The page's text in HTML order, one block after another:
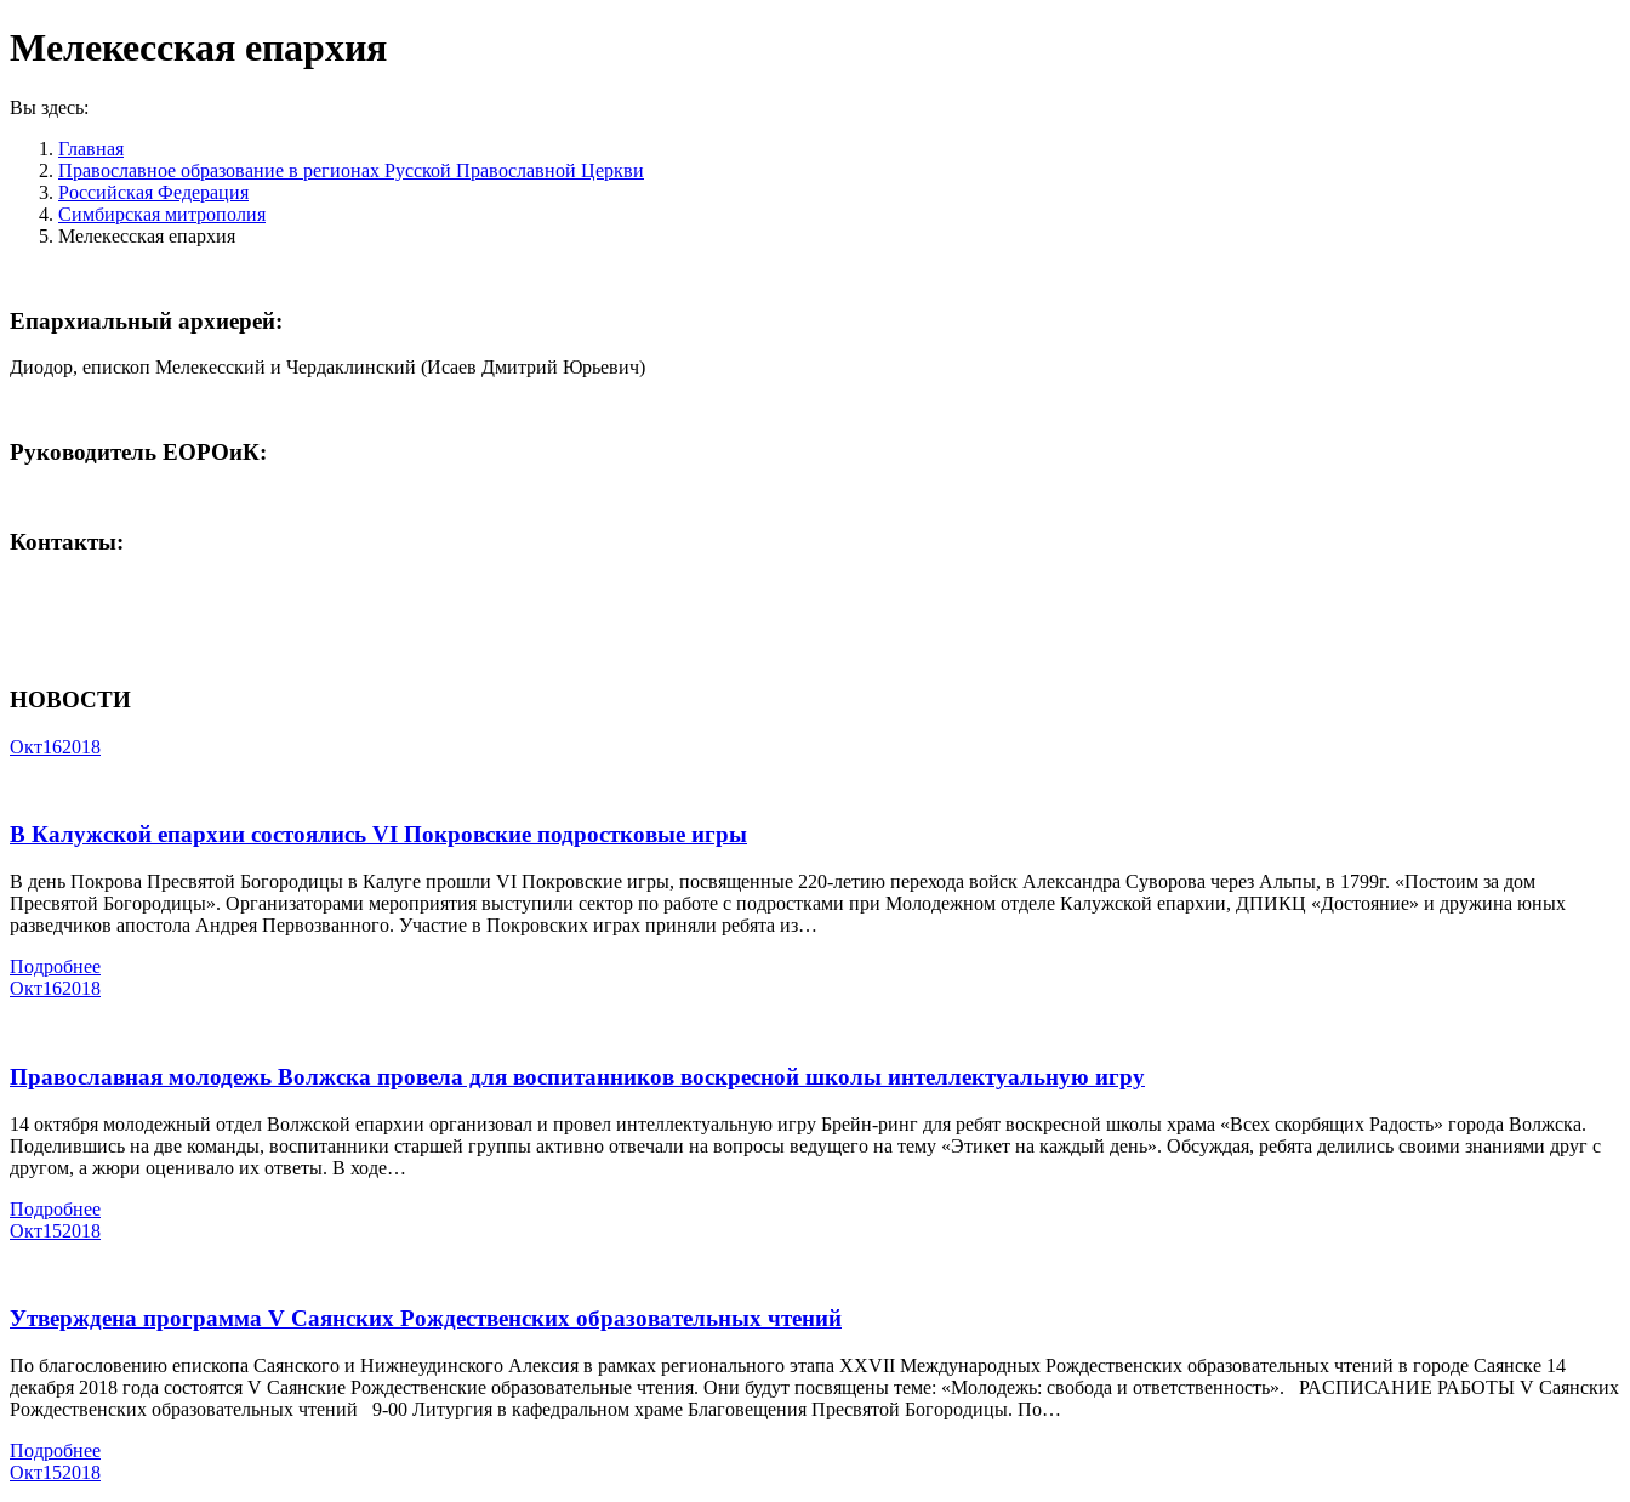
Мелекесская епархия
Вы здесь:
Главная
Православное образование в регионах Русской Православной Церкви
Российская Федерация
Симбирская митрополия
Мелекесская епархия
Епархиальный архиерей:
Диодор, епископ Мелекесский и Чердаклинский (Исаев Дмитрий Юрьевич)
Руководитель ЕОРОиК:
Контакты:
НОВОСТИ
Окт162018
В Калужской епархии состоялись VI Покровские подростковые игры
В день Покрова Пресвятой Богородицы в Калуге прошли VI Покровские игры, посвященные 220-летию перехода войск Александра Суворова через Альпы, в 1799г. «Постоим за дом
Пресвятой Богородицы». Организаторами мероприятия выступили сектор по работе с подростками при Молодежном отделе Калужской епархии, ДПИКЦ «Достояние» и дружина юных
разведчиков апостола Андрея Первозванного. Участие в Покровских играх приняли ребята из…
Подробнее
Окт162018
Православная молодежь Волжска провела для воспитанников воскресной школы интеллектуальную игру
14 октября молодежный отдел Волжской епархии организовал и провел интеллектуальную игру Брейн-ринг для ребят воскресной школы храма «Всех скорбящих Радость» города Волжска.
Поделившись на две команды, воспитанники старшей группы активно отвечали на вопросы ведущего на тему «Этикет на каждый день». Обсуждая, ребята делились своими знаниями друг с
другом, а жюри оценивало их ответы. В ходе…
Подробнее
Окт152018
Утверждена программа V Саянских Рождественских образовательных чтений
По благословению епископа Саянского и Нижнеудинского Алексия в рамках регионального этапа XXVII Международных Рождественских образовательных чтений в городе Саянске 14
декабря 2018 года состоятся V Саянские Рождественские образовательные чтения. Они будут посвящены теме: «Молодежь: свобода и ответственность». РАCПИСАНИЕ РАБОТЫ V Саянских
Рождественских образовательных чтений 9-00 Литургия в кафедральном храме Благовещения Пресвятой Богородицы. По…
Подробнее
Окт152018